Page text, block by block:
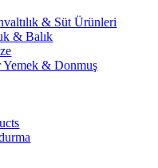
& Süt Ürünleri
& Balık
Yemek & Donmuş